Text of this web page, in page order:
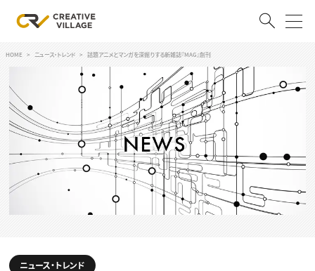
ログイン 会員登録
RECRUIT
クリエイター求人を探す
CREATIVE JOB求人検索
スキルアップしたい！
HOME ニュース・トレンド 話題アニメとマンガを深掘りする新雑誌『MAG』創刊
ニュース・トレンド